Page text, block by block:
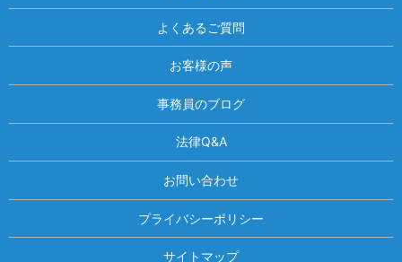
よくあるご質問
お客様の声
事務員のブログ
法律Q&A
お問い合わせ
プライバシーポリシー
サイトマップ